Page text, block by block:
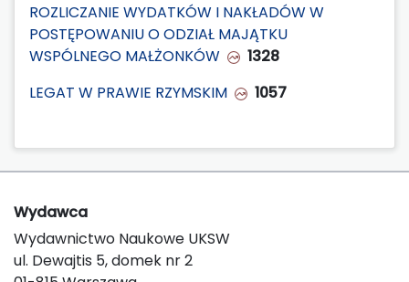
ROZLICZANIE WYDATKÓW I NAKŁADÓW W
POSTĘPOWANIU O ODZIAŁ MAJĄTKU
WSPÓLNEGO MAŁŻONKÓW
1328
LEGAT W PRAWIE RZYMSKIM
1057
Wydawca
Wydawnictwo Naukowe UKSW
ul. Dewajtis 5, domek nr 2